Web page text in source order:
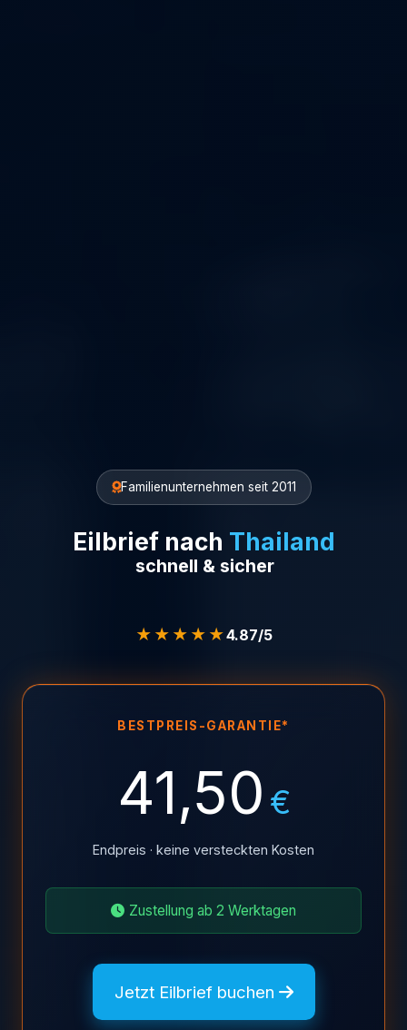
Familienunternehmen seit 2011
Eilbrief nach Thailand
schnell & sicher
★★★★★4.87/5
BESTPREIS-GARANTIE*
41,50 €
Endpreis · keine versteckten Kosten
Zustellung ab 2 Werktagen
Jetzt Eilbrief buchen